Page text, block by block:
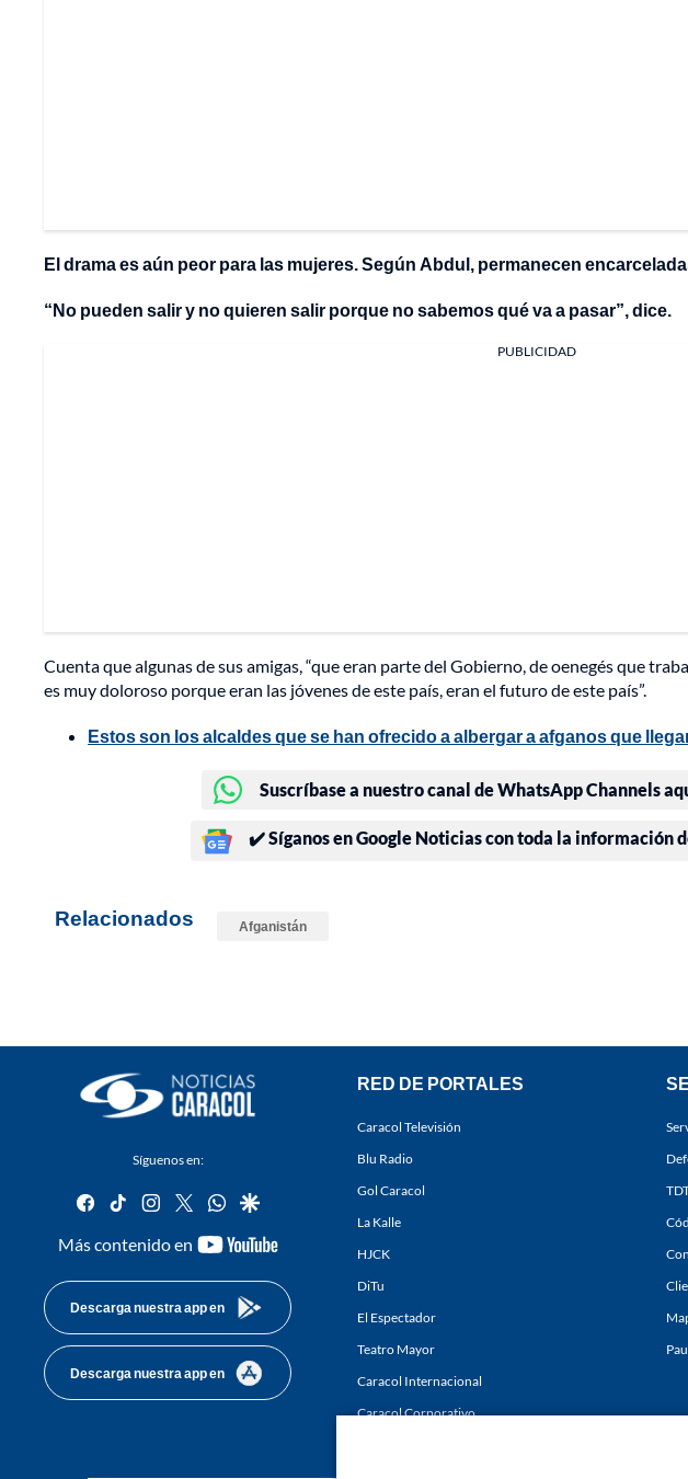
El drama es aún peor para las mujeres. Según Abdul, permanecen
“No pueden salir y no quieren salir porque no sabemos qué va a pasar”, dice.
PUBLICIDAD
Cuenta que algunas de sus amigas, “que eran parte del Gobierno, de oenegés que
es muy doloroso porque eran las jóvenes de este país, eran el futuro de este país”.
Estos son los alcaldes que se han ofrecido a albergar a afganos que
Suscríbase a nuestro canal de WhatsApp Channels
✔️ Síganos en Google Noticias con toda la información
Relacionados Afganistán
Síguenos en:
facebook
tiktok instagram
twitterwhatsapp
google
Más contenido en
youtube-
Descarga nuestra app en
Descarga nuestra app en
RED DE PORTALES
Caracol Televisión
Blu Radio
Gol Caracol
La Kalle
HJCK
DiTu
El Espectador
Teatro Mayor
Caracol Internacional
Caracol Corporativo